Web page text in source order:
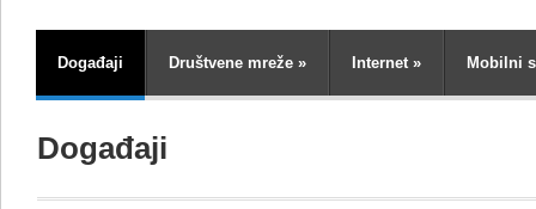
Događaji Društvene mreže » Internet» Mobilni
Događaji